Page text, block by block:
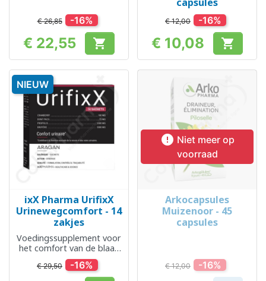
€ 26,85 -16%
Prijs
€ 22,55 
€ 12,00 -16%
Prijs
€ 10,08 
ixX Pharma UrifixX
Urinewegcomfort - 14
zakjes
Voedingssupplement voor
het comfort van de blaas
en urinewegen
€ 29,50 -16%
NIEUW
 Niet meer op
voorraad
Arkocapsules
Muizenoor - 45
capsules
€ 12,00 -16%